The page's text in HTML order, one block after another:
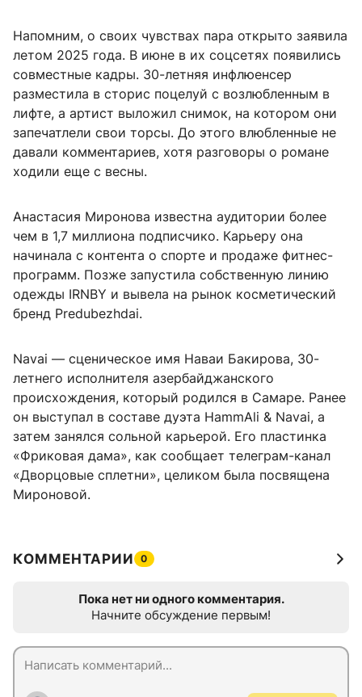
Напомним, о своих чувствах пара открыто заявила
летом 2025 года. В июне в их соцсетях появились
совместные кадры. 30-летняя инфлюенсер
разместила в сторис поцелуй с возлюбленным в
лифте, а артист выложил снимок, на котором они
запечатлели свои торсы. До этого влюбленные не
давали комментариев, хотя разговоры о романе
ходили еще с весны.
Анастасия Миронова известна аудитории более
чем в 1,7 миллиона подписчико. Карьеру она
начинала с контента о спорте и продаже фитнес-
программ. Позже запустила собственную линию
одежды IRNBY и вывела на рынок косметический
бренд Predubezhdai.
Navai — сценическое имя Наваи Бакирова, 30-
летнего исполнителя азербайджанского
происхождения, который родился в Самаре. Ранее
он выступал в составе дуэта HammAli & Navai, а
затем занялся сольной карьерой. Его пластинка
«Фриковая дама», как сообщает телеграм-канал
«Дворцовые сплетни», целиком была посвящена
Мироновой.
КОММЕНТАРИИ 0
Пока нет ни одного комментария.
Начните обсуждение первым!